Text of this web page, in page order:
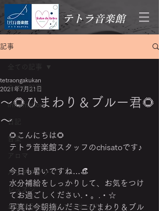
テトラ音楽館
記事
全ての記事
Information
日記
音楽
アロマ
バッチフラワー
レッスン
わらべうたベビーマッサージ
全ての記事
～🌻ひまわり＆ブルー君🌻
～
tetraongakukan
2021年7月21日
🌻こんにちは🌻
テトラ音楽館スタッフのchisatoです♪
今日も暑いですね…👒
水分補給をしっかりして、お気をつけ
てお過ごしください‎.・。.・☆
写真は今朝摘んだミニひまわり＆ブル